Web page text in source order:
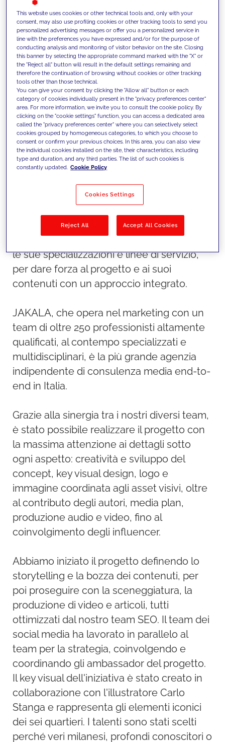
innovativo. Dils ha lanciato "This is my
Milano - Racconti di quartiere", un progetto
editoriale digitale per la valorizzazione di
alcuni quartieri milanesi, presentandone gli
aspetti più autentici, entrando nei negozi
storici o in luoghi insoliti, e permettendo di
vedere la città con occhi nuovi.
In JAKALA abbiamo immaginato e
sviluppato il progetto "This is my Milano" fin
dalle prime fasi, seguendone la direzione e
la produzione creativa e supportando Dils
con una strategia digitale a 360 gradi.
Tuttavia, un buon contenuto dovrebbe
strategia mediatica di supporto. Per questo
le sue specializzazioni e linee di servizio,
per dare forza al progetto e ai suoi
contenuti con un approccio integrato.
JAKALA, che opera nel marketing con un
team di oltre 250 professionisti altamente
qualificati, al contempo specializzati e
multidisciplinari, è la più grande agenzia
indipendente di consulenza media end-to-
end in Italia.
Grazie alla sinergia tra i nostri diversi team,
è stato possibile realizzare il progetto con
la massima attenzione ai dettagli sotto
ogni aspetto: creatività e sviluppo del
concept, key visual design, logo e
immagine coordinata agli asset visivi, oltre
al contributo degli autori, media plan,
produzione audio e video, fino al
coinvolgimento degli influencer.
Abbiamo iniziato il progetto definendo lo
storytelling e la bozza dei contenuti, per
poi proseguire con la sceneggiatura, la
produzione di video e articoli, tutti
ottimizzati dal nostro team SEO. Il team dei
social media ha lavorato in parallelo al
team per la strategia, coinvolgendo e
coordinando gli ambassador del progetto.
Il key visual dell'iniziativa è stato creato in
collaborazione con l'illustratore Carlo
Stanga e rappresenta gli elementi iconici
dei sei quartieri. I talenti sono stati scelti
perché veri milanesi, profondi conoscitori o
This website uses cookies or other technical tools and, only with your
consent, may also use profiling cookies or other tracking tools to send you
personalized advertising messages or offer you a personalized service in
line with the preferences you have expressed and/or for the purpose of
conducting analysis and monitoring of visitor behavior on the site. Closing
this banner by selecting the appropriate command marked with the "X" or
the "Reject all" button will result in the default settings remaining and
therefore the continuation of browsing without cookies or other tracking
tools other than those technical.
You can give your consent by clicking the "Allow all" button or each
category of cookies individually present in the "privacy preferences center"
area. For more information, we invite you to consult the cookie policy. By
clicking on the "cookie settings" function, you can access a dedicated area
called the "privacy preferences center" where you can selectively select
cookies grouped by homogeneous categories, to which you choose to
consent or confirm your previous choices. In this area, you can also view
the individual cookies installed on the site, their characteristics, including
type and duration, and any third parties. The list of such cookies is
constantly updated. Cookie Policy
Cookies Settings
Reject All Accept All Cookies